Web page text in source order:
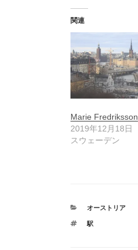
関連
Marie Fredriksson
2019年12月18日
スウェーデン
カ
ゴ
オーストリア
タ
駅